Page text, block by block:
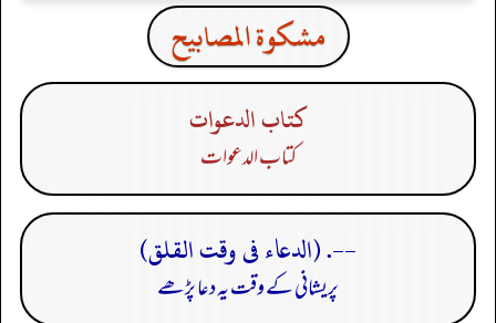
مشكوة المصابيح
كتاب الدعوات
كتاب الدعوات
--. (الدعاء فى وقت القلق)
پریشانی کے وقت یہ دعا پڑھے